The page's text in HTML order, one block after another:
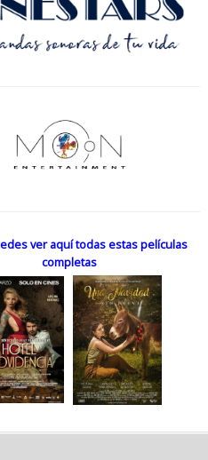
ver aquí todas estas películas
completas